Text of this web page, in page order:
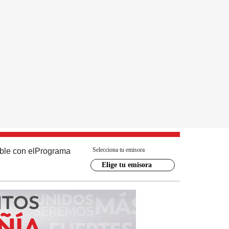
con el Programa Selecciona tu emisora
Elige tu emisora